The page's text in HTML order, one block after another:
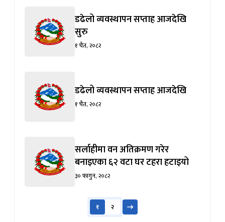
डढेलो व्यवस्थापन सप्ताह आजदेखि
सुरु
१ चैत, २०८२
डढेलो व्यवस्थापन सप्ताह आजदेखि
१ चैत, २०८२
सर्लाहीमा वन अतिक्रमण गरेर
बनाइएका ६२ वटा घर टहरा हटाइयो
३० फागुन, २०८२
१ २